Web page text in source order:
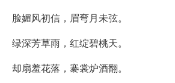
脸媚风初信，眉弯月未弦。
绿深芳草雨，红绽碧桃天。
却扇羞花落，褰裳炉酒翻。